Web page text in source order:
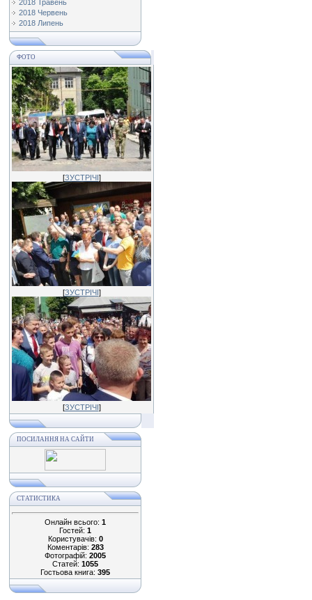
2018 Травень
2018 Червень
2018 Липень
ФОТО
[ЗУСТРІЧІ]
[ЗУСТРІЧІ]
[ЗУСТРІЧІ]
ПОСИЛАННЯ НА САЙТИ
СТАТИСТИКА
Онлайн всього: 1
Гостей: 1
Користувачів: 0
Коментарів: 283
Фотографій: 2005
Статей: 1055
Гостьова книга: 395